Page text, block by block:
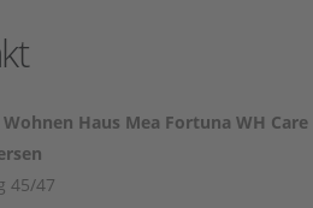
Wohnen Haus Mea Fortuna WH Care
45/47